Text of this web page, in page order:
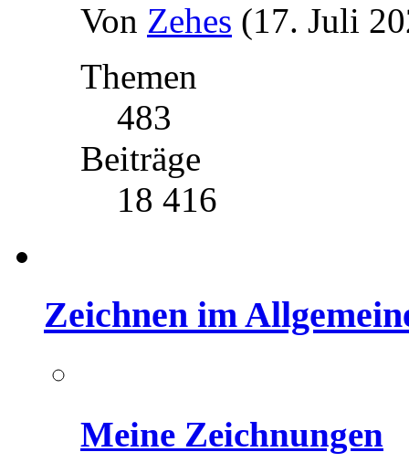
Von Zehes (17. Juli
Themen
483
Beiträge
18 416
Zeichnen im
Meine Zeichnungen